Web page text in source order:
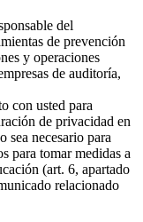
del
de prevención
y operaciones
de auditoría,
con usted para
de privacidad en
necesario para
para tomar medidas a
(art. 6, apartado
relacionado